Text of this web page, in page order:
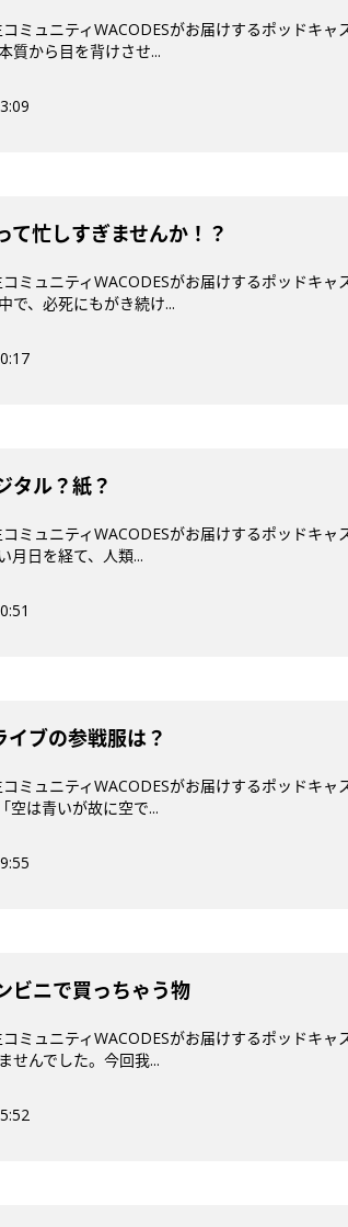
コミュニティWACODESがお届けするポッドキ
質から目を背けさせ...
忙しすぎませんか！？
コミュニティWACODESがお届けするポッドキ
で、必死にもがき続け...
タル？紙？
コミュニティWACODESがお届けするポッドキ
月日を経て、人類...
ブの参戦服は？
コミュニティWACODESがお届けするポッドキ
空は青いが故に空で...
ビニで買っちゃう物
コミュニティWACODESがお届けするポッドキ
せんでした。今回我...